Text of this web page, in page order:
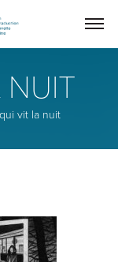
NUIT
vit la nuit